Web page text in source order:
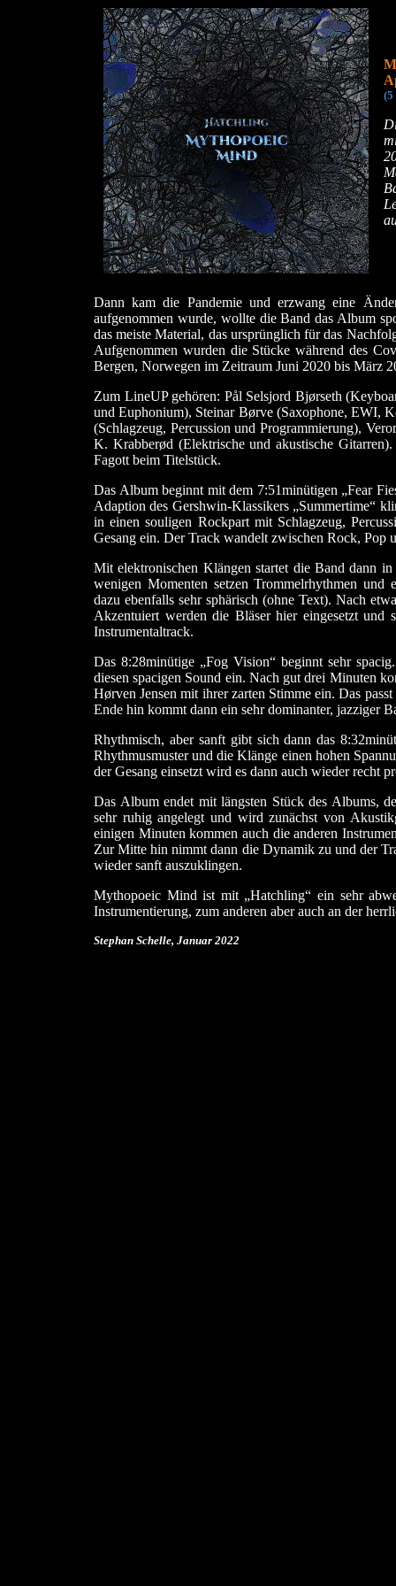
(5
Dann kam die Pandemie und erzwang eine
aufgenommen wurde, wollte die Band das Album
das meiste Material, das ursprünglich für das
Aufgenommen wurden die Stücke während des
Bergen, Norwegen im Zeitraum Juni 2020 bis März
Zum LineUP gehören: Pål Selsjord Bjørseth
und Euphonium), Steinar Børve (Saxophone, EWI,
(Schlagzeug, Percussion und Programmierung),
K. Krabberød (Elektrische und akustische
Fagott beim Titelstück.
Das Album beginnt mit dem 7:51minütigen „Fear
Adaption des Gershwin-Klassikers „Summertime“
in einen souligen Rockpart mit Schlagzeug,
Gesang ein. Der Track wandelt zwischen Rock, Pop
Mit elektronischen Klängen startet die Band dann
wenigen Momenten setzen Trommelrhythmen und
dazu ebenfalls sehr sphärisch (ohne Text). Nach
Akzentuiert werden die Bläser hier eingesetzt und
Instrumentaltrack.
Das 8:28minütige „Fog Vision“ beginnt sehr
diesen spacigen Sound ein. Nach gut drei Minuten
Hørven Jensen mit ihrer zarten Stimme ein. Das
Ende hin kommt dann ein sehr dominanter, jazziger
Rhythmisch, aber sanft gibt sich dann das
Rhythmusmuster und die Klänge einen hohen
der Gesang einsetzt wird es dann auch wieder recht
Das Album endet mit längsten Stück des Albums,
sehr ruhig angelegt und wird zunächst von
einigen Minuten kommen auch die anderen
Zur Mitte hin nimmt dann die Dynamik zu und der
wieder sanft auszuklingen.
Mythopoeic Mind ist mit „Hatchling“ ein sehr
Instrumentierung, zum anderen aber auch an der
Stephan Schelle, Januar 2022